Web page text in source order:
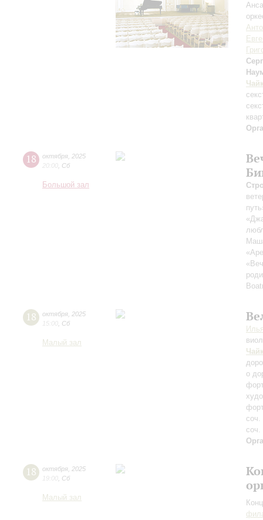
18 октября 2025
20:00 Сб
Большой зал
18 октября 2025
15:00 Сб
Малый зал
о
18 октября 2025
19:00 Сб
Малый зал